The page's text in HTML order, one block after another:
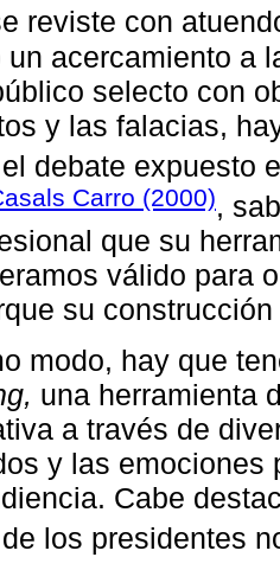
reviste con
un acercamiento a
selecto con
y las falacias,
debate expuesto
Carro (2000),
que su
válido para
su
modo, hay que
una herramienta
a través de
y las emociones
Cabe
los presidentes